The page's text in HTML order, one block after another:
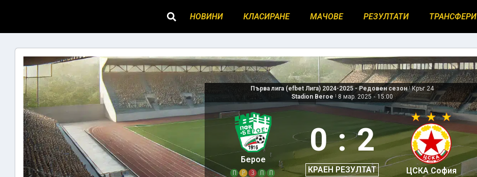
НОВИНИ КЛАСИРАНЕ МАЧОВЕ РЕЗУЛТАТИ ТРАНСФЕРИ
Първа лига (efbet Лига) 2024-2025 - Редовен сезон | Кръг 24
Stadion Beroe | 8 мар. 2025 - 15:00
Берое
П Р З П П
0 : 2
КРАЕН РЕЗУЛТАТ ЦСКА София